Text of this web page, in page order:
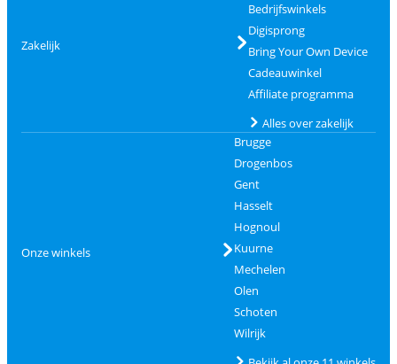
Zakelijk
Bedrijfswinkels
Digisprong
Bring Your Own Device
Cadeauwinkel
Affiliate programma
Alles over zakelijk
Onze winkels
Brugge
Drogenbos
Gent
Hasselt
Hognoul
Kuurne
Mechelen
Olen
Schoten
Wilrijk